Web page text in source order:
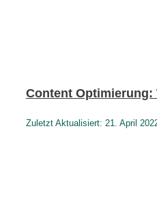
Content
Zuletzt Aktualisiert: 21. April